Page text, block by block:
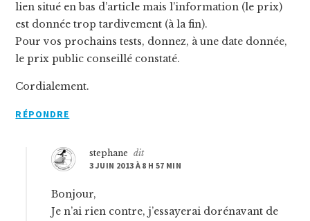
lien situé en bas d’article mais l’information (le prix)
est donnée trop tardivement (à la fin).
Pour vos prochains tests, donnez, à une date donnée,
le prix public conseillé constaté.
Cordialement.
RÉPONDRE
stephane
dit
3 JUIN 2013 À 8 H 57 MIN
Bonjour,
Je n’ai rien contre, j’essayerai dorénavant de